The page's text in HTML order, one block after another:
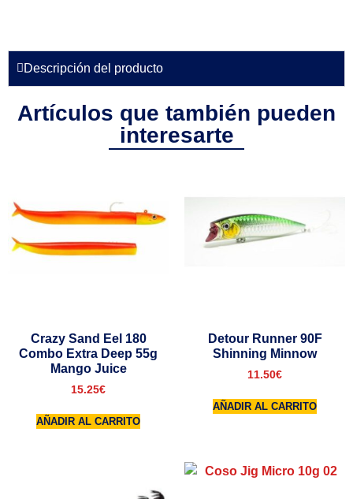
Descripción del producto
Artículos que también pueden
interesarte
Crazy Sand Eel 180
Combo Extra Deep 55g
Mango Juice
15.25€
AÑADIR AL CARRITO
Detour Runner 90F
Shinning Minnow
11.50€
AÑADIR AL CARRITO